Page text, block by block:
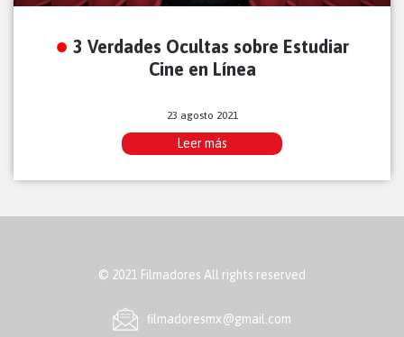
3 Verdades Ocultas sobre Estudiar
Cine en Línea
23 agosto 2021
Leer más
© 2021 Filmadores All rights reserved
ﬁlmadoresmx@gmail.com